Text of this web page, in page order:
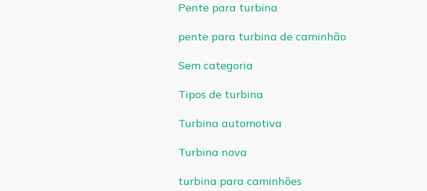
Pente para turbina
pente para turbina de caminhão
Sem categoria
Tipos de turbina
Turbina automotiva
Turbina nova
turbina para caminhões